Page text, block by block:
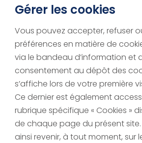
Gérer les cookies
Vous pouvez accepter, refuser
préférences en matière de
via le bandeau d’information et
consentement au dépôt des
s’affiche lors de votre première
Ce dernier est également
rubrique spécifique « Cookies »
de chaque page du présent
ainsi revenir, à tout moment, sur